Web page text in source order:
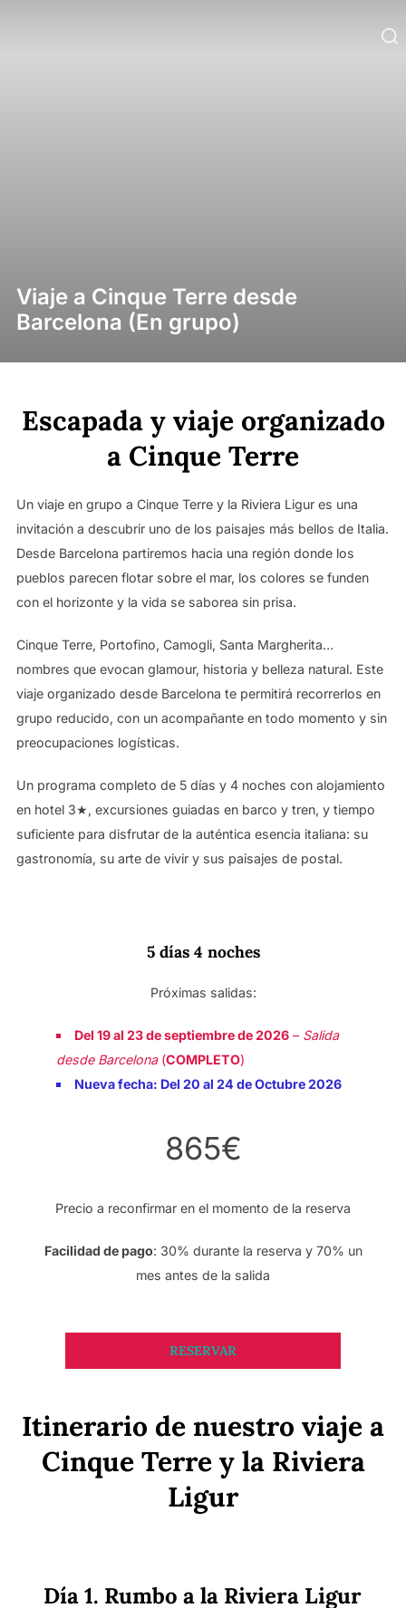
Viaje a Cinque Terre desde
Barcelona (En grupo)
Escapada y viaje organizado
a Cinque Terre
Un viaje en grupo a Cinque Terre y la Riviera Ligur es una
invitación a descubrir uno de los paisajes más bellos de Italia.
Desde Barcelona partiremos hacia una región donde los
pueblos parecen flotar sobre el mar, los colores se funden
con el horizonte y la vida se saborea sin prisa.
Cinque Terre, Portofino, Camogli, Santa Margherita…
nombres que evocan glamour, historia y belleza natural. Este
viaje organizado desde Barcelona te permitirá recorrerlos en
grupo reducido, con un acompañante en todo momento y sin
preocupaciones logísticas.
Un programa completo de 5 días y 4 noches con alojamiento
en hotel 3★, excursiones guiadas en barco y tren, y tiempo
suficiente para disfrutar de la auténtica esencia italiana: su
gastronomía, su arte de vivir y sus paisajes de postal.
5 días 4 noches
Próximas salidas:
Del 19 al 23 de septiembre de 2026 – Salida
desde Barcelona(COMPLETO)
Nueva fecha: Del 20 al 24 de Octubre 2026
865€
Precio a reconfirmar en el momento de la reserva
Facilidad de pago: 30% durante la reserva y 70% un
mes antes de la salida
RESERVAR
Itinerario de nuestro viaje a
Cinque Terre y la Riviera
Ligur
Día 1. Rumbo a la Riviera Ligur